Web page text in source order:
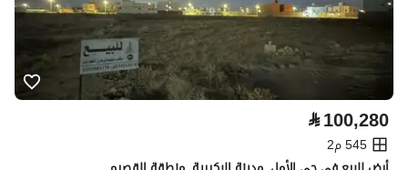
⃁100,280
545 م2